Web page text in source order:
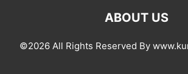
ABOUT US
©2026 All Rights Reserved By